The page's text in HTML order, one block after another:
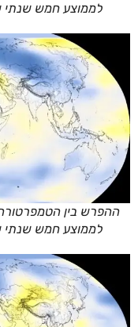
לממוצע חמש שנתי
לממוצע חמש שנתי